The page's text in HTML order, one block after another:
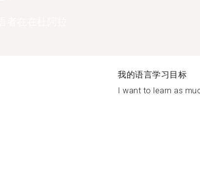
我的语言学习目标
I want to learn as